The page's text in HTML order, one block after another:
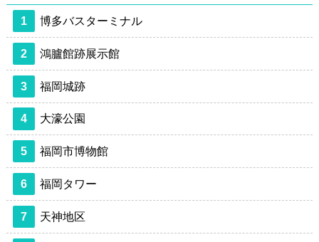
1 博多バスターミナル
2 鴻臚館跡展示館
3 福岡城跡
4 大濠公園
5 福岡市博物館
6 福岡タワー
7 天神地区